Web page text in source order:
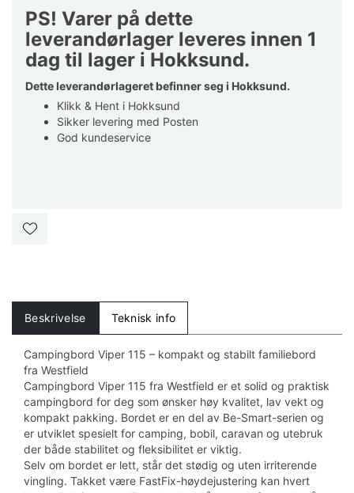
PS! Varer på dette
leverandørlager leveres innen 1
dag til lager i Hokksund.
Dette leverandørlageret befinner seg i Hokksund.
Klikk & Hent i Hokksund
Sikker levering med Posten
God kundeservice
Beskrivelse Teknisk info
Campingbord Viper 115 – kompakt og stabilt familiebord
fra Westfield
Campingbord Viper 115 fra Westfield er et solid og praktisk
campingbord for deg som ønsker høy kvalitet, lav vekt og
kompakt pakking. Bordet er en del av Be-Smart-serien og
er utviklet spesielt for camping, bobil, caravan og utebruk
der både stabilitet og fleksibilitet er viktig.
Selv om bordet er lett, står det stødig og uten irriterende
vingling. Takket være FastFix-høydejustering kan hvert